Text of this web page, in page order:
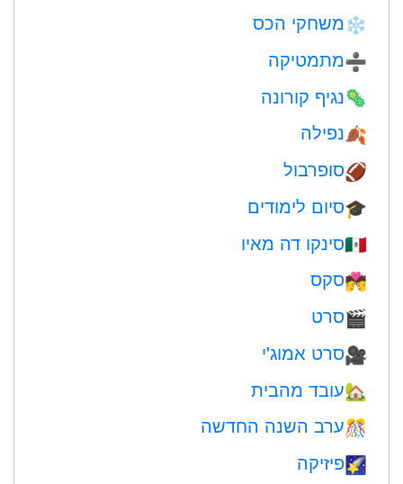
❄️משחקי הכס
➗מתמטיקה
🦠נגיף קורונה
🍂נפילה
🏈סופרבול
🎓סיום לימודים
🇲🇽סינקו דה מאיו
💏סקס
🎬סרט
🎥סרט אמוג'י
🏡עובד מהבית
🎊ערב השנה החדשה
🌠פיזיקה